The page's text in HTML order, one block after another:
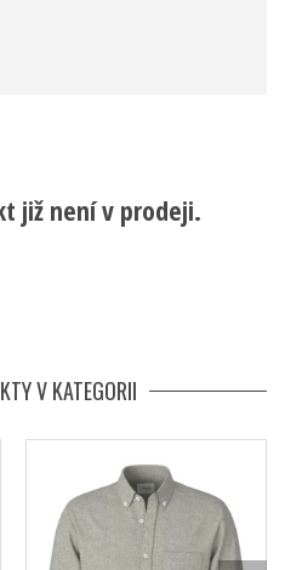
již není v prodeji.
V KATEGORII